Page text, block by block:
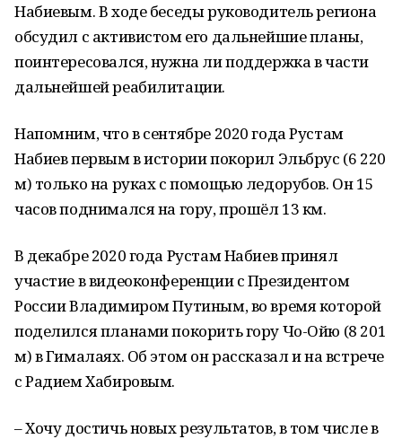
Набиевым. В ходе беседы руководитель региона
обсудил с активистом его дальнейшие планы,
поинтересовался, нужна ли поддержка в части
дальнейшей реабилитации.
Напомним, что в сентябре 2020 года Рустам
Набиев первым в истории покорил Эльбрус (6 220
м) только на руках с помощью ледорубов. Он 15
часов поднимался на гору, прошёл 13 км.
В декабре 2020 года Рустам Набиев принял
участие ввидеоконференциис Президентом
России Владимиром Путиным, во время которой
поделился планами покорить гору Чо-Ойю (8 201
м) в Гималаях. Об этом он рассказал и на встрече
с Радием Хабировым.
– Хочу достичь новых результатов, в том числе в